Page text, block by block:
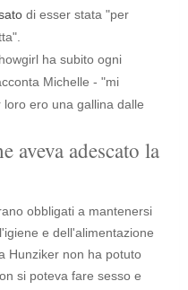
di esser stata "per
ha subito ogni
Michelle - "mi
ero una gallina dalle
aveva adescato la
obbligati a mantenersi
e dell'alimentazione
Hunziker non ha potuto
si poteva fare sesso e